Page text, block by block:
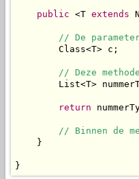
public <T extends
// De
        Class<T> c;
// Deze
List<T>
return
// Binnen de
    }
}